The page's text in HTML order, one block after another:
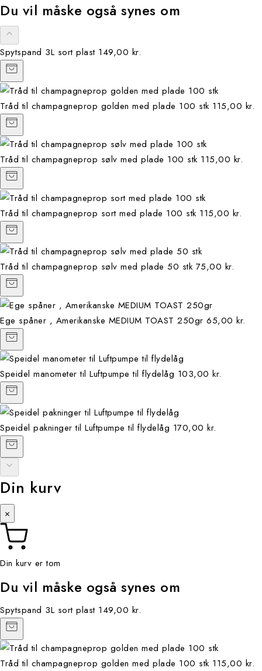
Du vil måske også synes om
Spytspand 3L sort plast 149,00 kr.
Tråd til champagneprop golden med plade 100 stk 115,00 kr.
Tråd til champagneprop sølv med plade 100 stk 115,00 kr.
Tråd til champagneprop sort med plade 100 stk 115,00 kr.
Tråd til champagneprop sølv med plade 50 stk 75,00 kr.
Ege spåner , Amerikanske MEDIUM TOAST 250gr 65,00 kr.
Speidel manometer til Luftpumpe til flydelåg 103,00 kr.
Speidel pakninger til Luftpumpe til flydelåg 170,00 kr.
Din kurv
×
Din kurv er tom
Du vil måske også synes om
Spytspand 3L sort plast 149,00 kr.
Tråd til champagneprop golden med plade 100 stk 115,00 kr.